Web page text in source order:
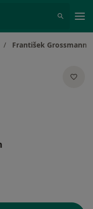
města
František Grossmann